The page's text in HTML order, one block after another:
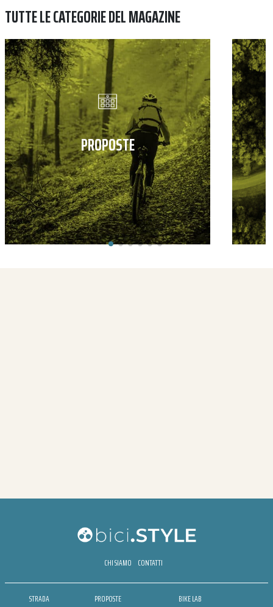
TUTTE LE CATEGORIE DEL MAGAZINE
PROPOSTE
CHI SIAMO CONTATTI
STRADA
PROPOSTE
BIKE LAB